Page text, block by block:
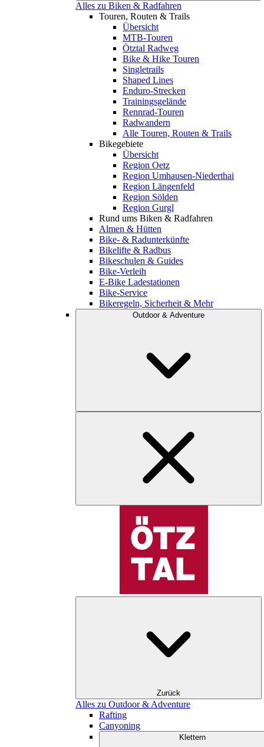
Alles zu Biken & Radfahren
Touren, Routen & Trails
Übersicht
MTB-Touren
Ötztal Radweg
Bike & Hike Touren
Singletrails
Shaped Lines
Enduro-Strecken
Trainingsgelände
Rennrad-Touren
Radwandern
Alle Touren, Routen & Trails
Bikegebiete
Übersicht
Region Oetz
Region Umhausen-Niederthai
Region Längenfeld
Region Sölden
Region Gurgl
Rund ums Biken & Radfahren
Almen & Hütten
Bike- & Radunterkünfte
Bikelifte & Radbus
Bikeschulen & Guides
Bike-Verleih
E-Bike Ladestationen
Bike-Service
Bikeregeln, Sicherheit & Mehr
Outdoor & Adventure
Zurück
Alles zu Outdoor & Adventure
Rafting
Canyoning
Klettern